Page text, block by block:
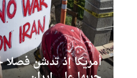
أمريكا إذ تدشن